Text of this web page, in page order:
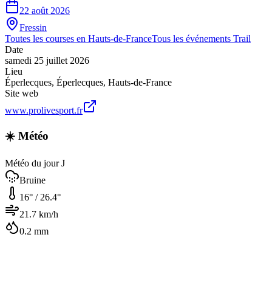
22 août 2026
Fressin
Toutes les courses en Hauts-de-FranceTous les événements Trail
Date
samedi 25 juillet 2026
Lieu
Éperlecques, Éperlecques, Hauts-de-France
Site web
www.prolivesport.fr
☀️ Météo
Météo du jour J
Bruine
16° / 26.4°
21.7 km/h
0.2 mm